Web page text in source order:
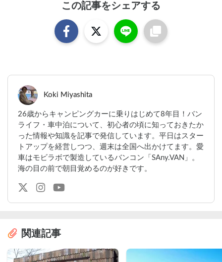
この記事をシェアする
Koki Miyashita
26歳からキャンピングカーに乗りはじめて8年目！バン
ライフ・車中泊について、初心者の頃に知っておきたか
った情報や知識を記事で発信しています。平日はスター
トアップを経営しつつ、週末は全国へ出かけてます。愛
車はモビラボで製造しているバンコン「SAny.VAN」。
海の目の前で朝目覚めるのが好きです。
関連記事